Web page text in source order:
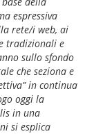
espressiva
rete/i web, ai
tradizionali e
sullo sfondo
che seziona e
in continua
oggi la
in una
si esplica